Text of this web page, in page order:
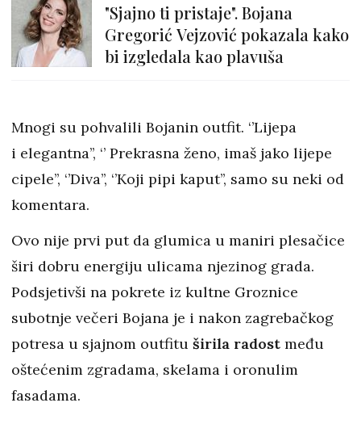
"Sjajno ti pristaje". Bojana
Gregorić Vejzović pokazala kako
bi izgledala kao plavuša
Mnogi su pohvalili Bojanin outfit. ‘’Lijepa
i elegantna’’, ‘’ Prekrasna ženo, imaš jako lijepe
cipele’’, ‘’Diva’’, ‘’Koji pipi kaput’’, samo su neki od
komentara.
Ovo nije prvi put da glumica u maniri plesačice
širi dobru energiju ulicama njezinog grada.
Podsjetivši na pokrete iz kultne Groznice
subotnje večeri Bojana je i nakon zagrebačkog
potresa u sjajnom outfitu širila radost među
oštećenim zgradama, skelama i oronulim
fasadama.